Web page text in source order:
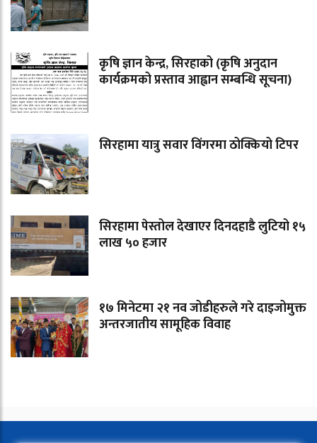
कृषि ज्ञान केन्द्र, सिरहाको (कृषि अनुदान
कार्यक्रमको प्रस्ताव आह्वान सम्बन्धि सूचना)
सिरहामा यात्रु सवार विंगरमा ठोक्कियो टिपर
सिरहामा पेस्तोल देखाएर दिनदहाडै लुटियो १५
लाख ५० हजार
१७ मिनेटमा २१ नव जोडीहरुले गरे दाइजोमुक्त
अन्तरजातीय सामूहिक विवाह